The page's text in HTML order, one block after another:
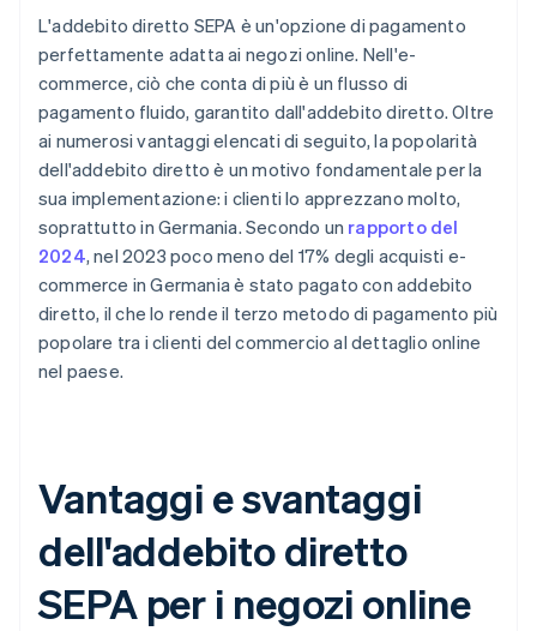
L'addebito diretto SEPA è un'opzione di pagamento
perfettamente adatta ai negozi online. Nell'e-
commerce, ciò che conta di più è un flusso di
pagamento fluido, garantito dall'addebito diretto. Oltre
ai numerosi vantaggi elencati di seguito, la popolarità
dell'addebito diretto è un motivo fondamentale per la
sua implementazione: i clienti lo apprezzano molto,
soprattutto in Germania. Secondo un rapporto del
2024, nel 2023 poco meno del 17% degli acquisti e-
commerce in Germania è stato pagato con addebito
diretto, il che lo rende il terzo metodo di pagamento più
popolare tra i clienti del commercio al dettaglio online
nel paese.
Vantaggi e svantaggi
dell'addebito diretto
SEPA per i negozi online